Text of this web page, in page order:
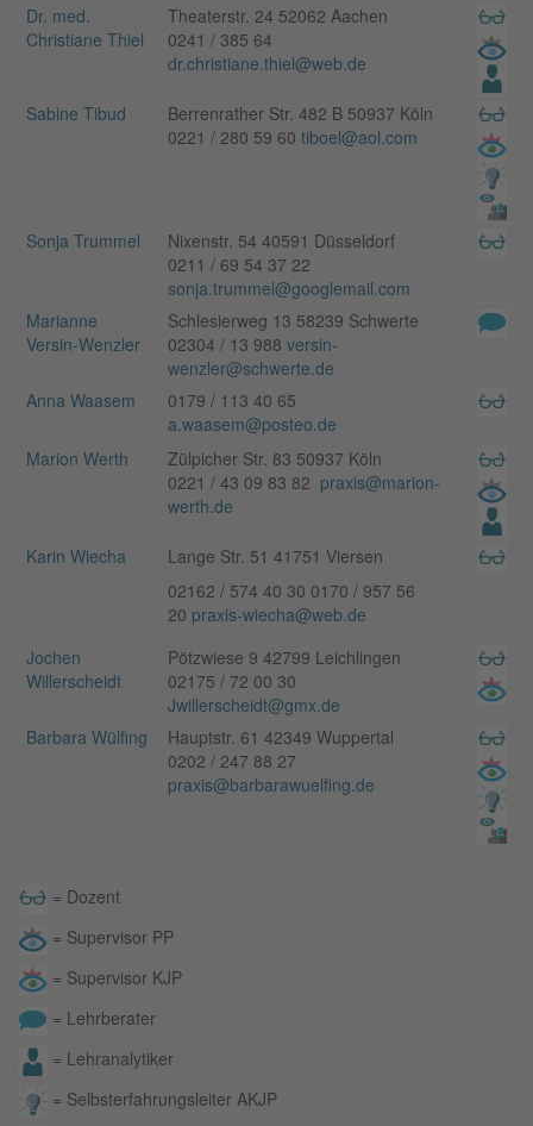
Dr. med.
Christiane Thiel
Theaterstr. 24 52062 Aachen
0241 / 385 64
dr.christiane.thiel@web.de
Sabine Tibud
Berrenrather Str. 482 B 50937 Köln
0221 / 280 59 60 tiboel@aol.com
Sonja Trummel
Nixenstr. 54 40591 Düsseldorf
0211 / 69 54 37 22
sonja.trummel@googlemail.com
Marianne
Versin-Wenzler
Schlesierweg 13 58239 Schwerte
02304 / 13 988 versin-
wenzler@schwerte.de
Anna Waasem
0179 / 113 40 65
a.waasem@posteo.de
Marion Werth
Zülpicher Str. 83 50937 Köln
0221 / 43 09 83 82 praxis@marion-
werth.de
Karin Wiecha
Lange Str. 51 41751 Viersen
02162 / 574 40 30 0170 / 957 56
20 praxis-wiecha@web.de
Jochen
Willerscheidt
Pötzwiese 9 42799 Leichlingen
02175 / 72 00 30
Jwillerscheidt@gmx.de
Barbara Wülfing
Hauptstr. 61 42349 Wuppertal
0202 / 247 88 27
praxis@barbarawuelfing.de
= Dozent
= Supervisor PP
= Supervisor KJP
= Lehrberater
= Lehranalytiker
= Selbsterfahrungsleiter AKJP